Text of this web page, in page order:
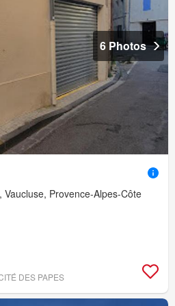
6 Photos
Vaucluse, Provence-Alpes-Côte
DES PAPES